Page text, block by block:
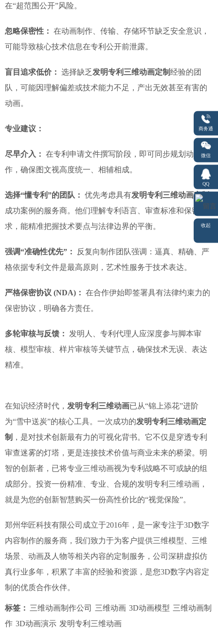
在“超范围公开”风险。
忽略保密性： 在动画制作、传输、存储环节缺乏安全意识，
可能导致核心技术信息在专利公开前泄露。
盲目追求低价： 选择缺乏 发明专利三维动画定制经验的团
队，可能因理解偏差或技术能力不足，产出无效甚至有害的
动画。
专业建议：
尽早介入： 在专利申请文件撰写阶段，即可同步规划动画制
作，确保图文视高度统一、相辅相成。
选择“懂专利”的团队： 优先考虑具有发明专利三维动画定制
成功案例的服务商。他们理解专利语言、审查标准和保密要
求，能精准把握技术要点与法律边界的平衡。
强调“准确性优先”：
反复向制作团队强调：逼真、精确、严
格依据专利文件是最高原则，艺术性服务于技术表达。
严格保密协议 (NDA)： 在合作伊始即签署具有法律约束力的
保密协议，明确各方责任。
多轮审核与反馈：
发明人、专利代理人应深度参与脚本审
核、模型审核、样片审核等关键节点，确保技术无误、表达
精准。
在知识经济时代， 发明专利三维动画已从“锦上添花”进阶
为“雪中送炭”的核心工具。一次成功的发明专利三维动画定
制 ，是对技术创新最有力的可视化背书。它不仅是穿透专利
审查迷雾的灯塔，更是连接技术价值与商业未来的桥梁。明
智的创新者，已将专业三维动画视为专利战略不可或缺的组
成部分。投资一份精准、专业、合规的发明专利三维动画，
就是为您的创新智慧购买一份高性价比的“视觉保险”。
郑州华匠科技有限公司成立于2016年，是一家专注于3D数字
内容制作的服务商，我们致力于为客户提供三维模型、三维
场景、动画及人物等相关内容的定制服务，公司深耕虚拟仿
真行业多年，积累了丰富的经验和资源，是您3D数字内容定
制的优质合作伙伴。
标签： 三维动画制作公司 三维动画 3D动画模型 三维动画制
作 3D动画演示 发明专利三维动画
商务通
微信
QQ
留言
收起